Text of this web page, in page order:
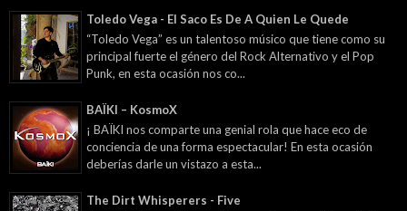
Toledo Vega - El Saco Es De A Quien Le Quede
“Toledo Vega” es un talentoso músico que tiene como su
principal fuerte el género del Rock Alternativo y el Pop
Punk, en esta ocasión nos co...
BAÏKI – KosmoX
¡ BAÏKI nos comparte una genial rola que hace eco de
conciencia de una forma espectacular! En esta ocasión
deberías darle un vistazo a esta...
The Dirt Whisperers - Five